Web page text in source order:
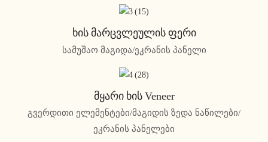
Ხის Მარცვლეულის Ფერი
სამუშაო მაგიდა/ეკრანის პანელი
Მყარი Ხის Veneer
გვერდითი ელემენტები/მაგიდის ზედა ნაწილები/
ეკრანის პანელები